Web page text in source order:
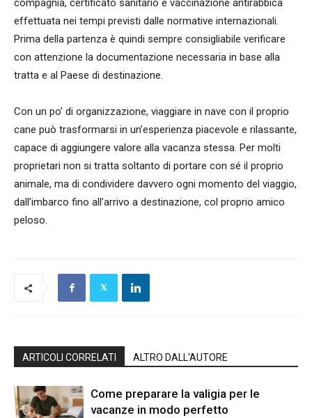
compagnia, certificato sanitario e vaccinazione antirabbica
effettuata nei tempi previsti dalle normative internazionali.
Prima della partenza è quindi sempre consigliabile verificare
con attenzione la documentazione necessaria in base alla
tratta e al Paese di destinazione.
Con un po’ di organizzazione, viaggiare in nave con il proprio
cane può trasformarsi in un’esperienza piacevole e rilassante,
capace di aggiungere valore alla vacanza stessa. Per molti
proprietari non si tratta soltanto di portare con sé il proprio
animale, ma di condividere davvero ogni momento del viaggio,
dall’imbarco fino all’arrivo a destinazione, col proprio amico
peloso.
ARTICOLI CORRELATI ALTRO DALL'AUTORE
Come preparare la valigia per le
vacanze in modo perfetto